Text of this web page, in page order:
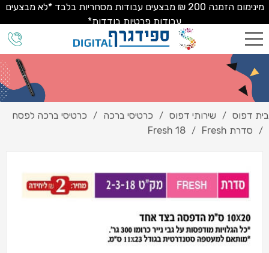
מינימום הזמנה 200 ₪ מבצעים עבודות מסחריות בלבד *לא מבצעים
עבודות פרטיות בודדות*
בית דפוס / שירותי דפוס / כרטיסי ברכה / כרטיסי ברכה לפסח
/ סדרת Fresh /
Fresh 18